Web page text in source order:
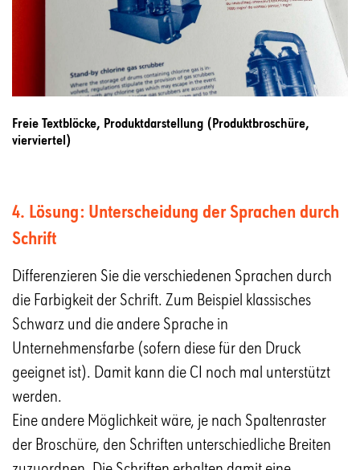
Freie Textblöcke, Produktdarstellung (Produktbroschüre,
vierviertel)
4. Lösung: Unterscheidung der Sprachen durch
Schrift
Differenzieren Sie die verschiedenen Sprachen durch
die Farbigkeit der Schrift. Zum Beispiel klassisches
Schwarz und die andere Sprache in
Unternehmensfarbe (sofern diese für den Druck
geeignet ist). Damit kann die CI noch mal unterstützt
werden.
Eine andere Möglichkeit wäre, je nach Spaltenraster
der Broschüre, den Schriften unterschiedliche Breiten